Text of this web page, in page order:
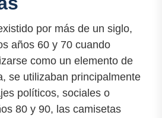
por más de un siglo,
años 60 y 70 cuando
como un elemento de
se utilizaban principalmente
políticos, sociales o
80 y 90, las camisetas